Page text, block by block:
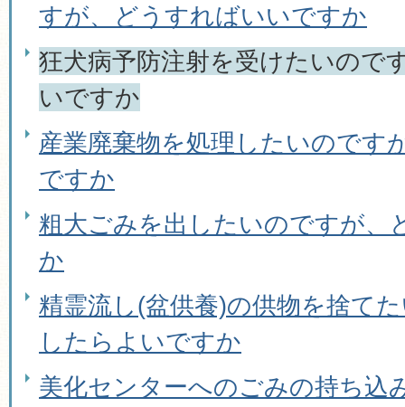
すが、どうすればいいですか
狂犬病予防注射を受けたいので
いですか
産業廃棄物を処理したいのです
ですか
粗大ごみを出したいのですが、
か
精霊流し(盆供養)の供物を捨て
したらよいですか
美化センターへのごみの持ち込